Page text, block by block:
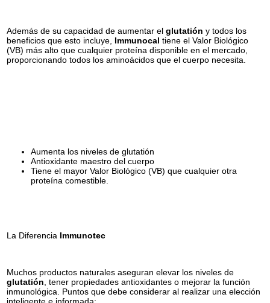
Además de su capacidad de aumentar elglutatión y todos los
beneficios que esto incluye, Immunocal tiene el Valor Biológico
(VB) más alto que cualquier proteína disponible en el mercado,
proporcionando todos los aminoácidos que el cuerpo necesita.
Aumenta los niveles de glutatión
Antioxidante maestro del cuerpo
Tiene el mayor Valor Biológico (VB) que cualquier otra
proteína comestible.
La Diferencia Immunotec
Muchos productos naturales aseguran elevar los niveles de
glutatión , tener propiedades antioxidantes o mejorar la función
inmunológica. Puntos que debe considerar al realizar una elección